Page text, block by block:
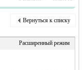
Вернуться к списку
Расширенный режим